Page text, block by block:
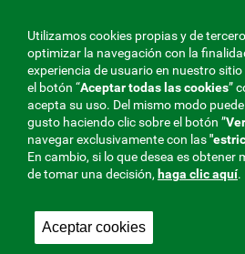
ti
MENÚ
REDES
V20
Mutua Colaboradora con la
Utilizamos cookies propias y de
optimizar la navegación con la
experiencia de usuario en nuestro
el botón “Aceptar todas las cookies”
acepta su uso. Del mismo modo
gusto haciendo clic sobre el botón ”
navegar exclusivamente con las
En cambio, si lo que desea es
de tomar una decisión, haga clic aquí.
Aceptar cookies